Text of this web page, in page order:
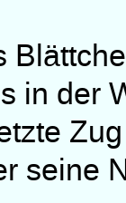
in der
seine